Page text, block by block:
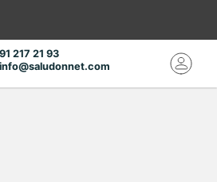
91 217 21 93
info@saludonnet.com